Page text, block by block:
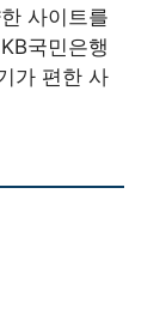
사이트를
국민은행
가 편한 사